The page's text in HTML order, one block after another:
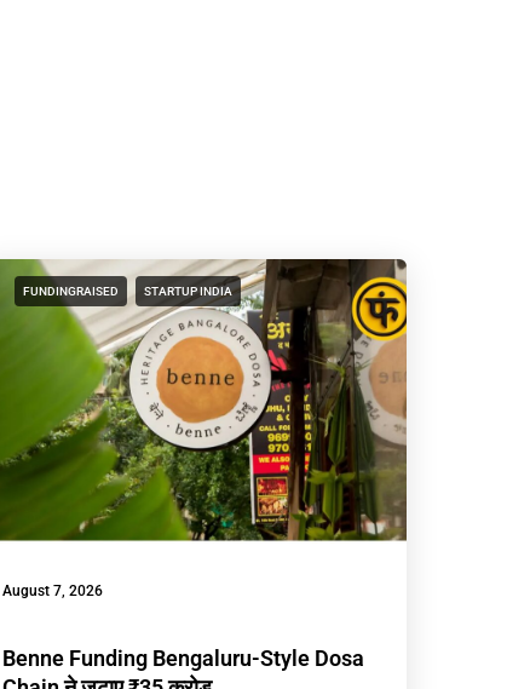
FUNDINGRAISED STARTUP INDIA
August 7, 2026
Benne Funding Bengaluru-Style Dosa